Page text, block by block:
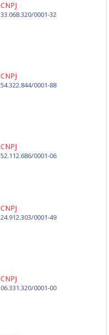
CNPJ
33.068.320/0001-32
CNPJ
54.322.844/0001-88
CNPJ
52.112.686/0001-06
CNPJ
24.912.303/0001-49
CNPJ
06.331.320/0001-00